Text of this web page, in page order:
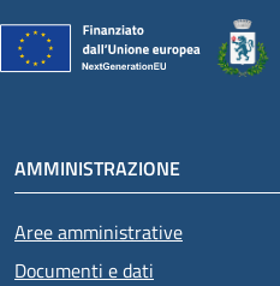
AMMINISTRAZIONE
Aree amministrative
Documenti e dati